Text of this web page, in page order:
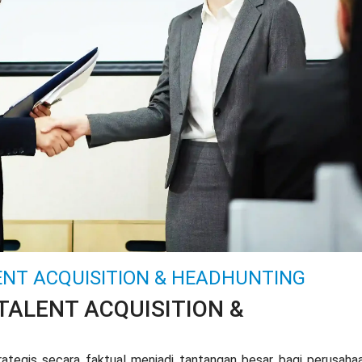
ACQUISITION & HEADHUNTING
ACQUISITION &